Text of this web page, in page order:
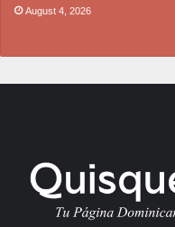
August 4, 2026